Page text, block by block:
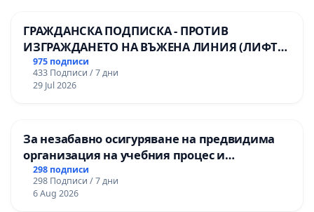
ГРАЖДАНСКА ПОДПИСКА - ПРОТИВ
ИЗГРАЖДАНЕТО НА ВЪЖЕНА ЛИНИЯ (ЛИФТ)
НА ТЕРИТОРИЯТА НА ПРИРОДНА
ЗАБЕЛЕЖИТЕЛНОСТ „ХЪЛМ НА
ОСВОБОДИТЕЛИТЕ“ (БУНАРДЖИК)
975 подписи
433 Подписи / 7 дни
29 Jul 2026
За незабавно осигуряване на предвидима
организация на учебния процес и
гарантиране на правото на равнопоставено
и качествено образование на учениците от
ОУ „Княз Александър I“ и Хуманитарна
298 подписи
298 Подписи / 7 дни
6 Aug 2026